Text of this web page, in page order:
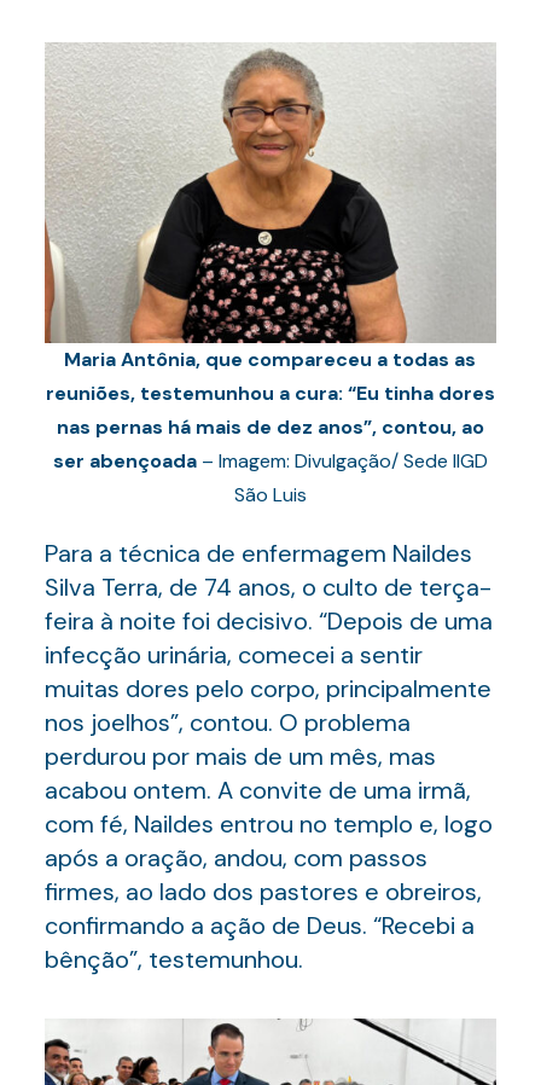
Maria Antônia, que compareceu a todas as
reuniões, testemunhou a cura: “Eu tinha dores
nas pernas há mais de dez anos”, contou, ao
ser abençoada– Imagem: Divulgação/ Sede IIGD
São Luis
Para a técnica de enfermagem Naildes
Silva Terra, de 74 anos, o culto de terça-
feira à noite foi decisivo. “Depois de uma
infecção urinária, comecei a sentir
muitas dores pelo corpo, principalmente
nos joelhos”, contou. O problema
perdurou por mais de um mês, mas
acabou ontem. A convite de uma irmã,
com fé, Naildes entrou no templo e, logo
após a oração, andou, com passos
firmes, ao lado dos pastores e obreiros,
confirmando a ação de Deus. “Recebi a
bênção”, testemunhou.